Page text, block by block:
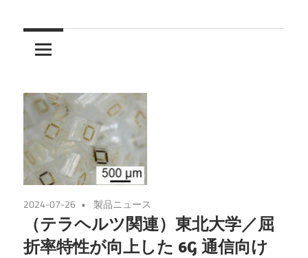
2024-07-26 製品ニュース
（テラヘルツ関連）東北大学／屈
折率特性が向上した 6G 通信向け